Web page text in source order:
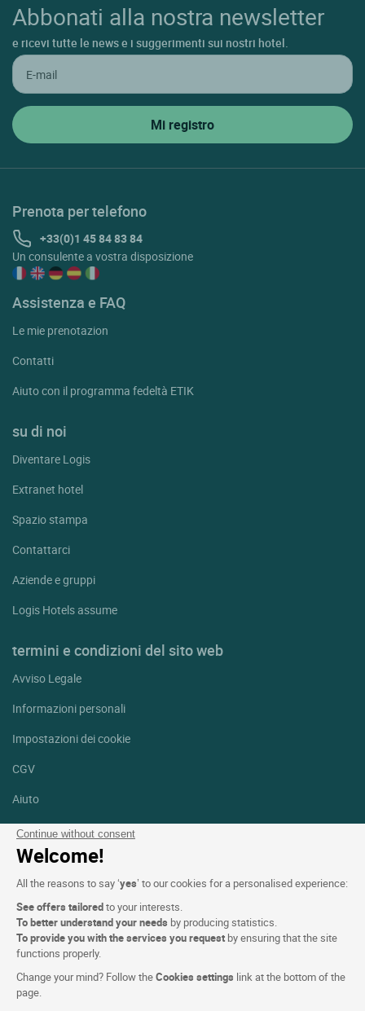
Continue without consent
Welcome!
All the reasons to say ‘yes’ to our cookies for a personalised experience:
See offers tailoredto your interests.
To better understand your needs by producing statistics.
To provide you with the services you request by ensuring that the site
functions properly.
Change your mind? Follow theCookies settings link at the bottom of the
page.
Abbonati alla nostra newsletter
e ricevi tutte le news e i suggerimenti sui nostri hotel.
Prenota per telefono
+33(0)1 45 84 83 84
Un consulente a vostra disposizione
Assistenza e FAQ
Le mie prenotazion
Contatti
Aiuto con il programma fedeltà ETIK
su di noi
Diventare Logis
Extranet hotel
Spazio stampa
Contattarci
Aziende e gruppi
Logis Hotels assume
termini e condizioni del sito web
Avviso Legale
Informazioni personali
Impostazioni dei cookie
CGV
Aiuto
Mappa del sito
Crediti fotografici
Facebook
Linkedin